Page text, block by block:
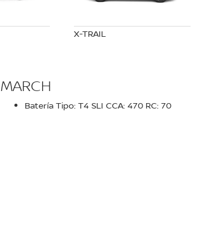
X-TRAIL
MARCH
Batería Tipo: T4 SLI CCA: 470 RC: 70